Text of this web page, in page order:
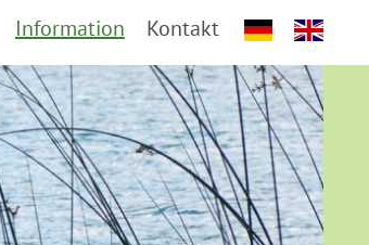
Information Kontakt